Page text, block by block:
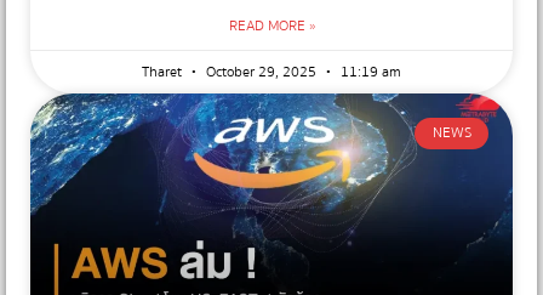
READ MORE »
Tharet
October 29, 2025 11:19 am
NEWS